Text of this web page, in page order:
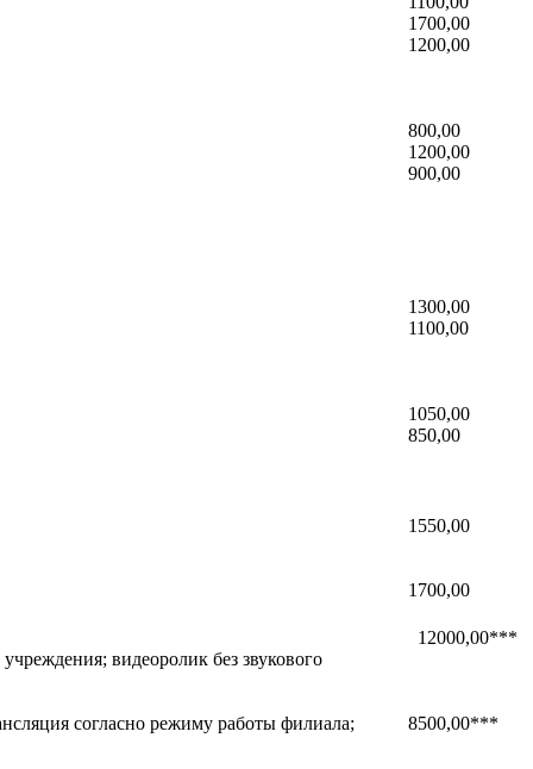
1700,00
1200,00
800,00
1200,00
900,00
1300,00
1100,00
1050,00
850,00
1550,00
1700,00
видеоролик без звукового
согласно режиму работы филиала;
12000,00***
8500,00***